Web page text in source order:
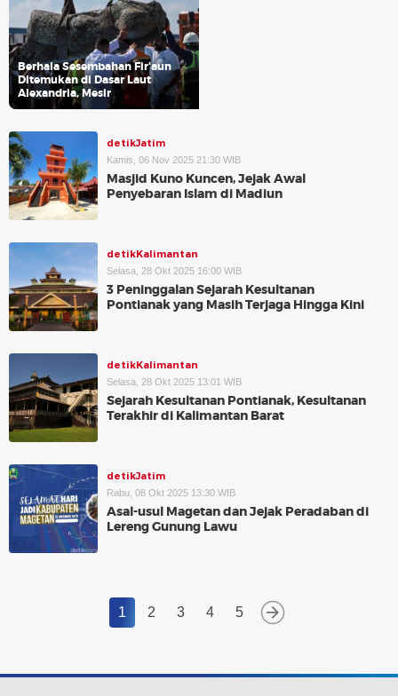
Berhala Sesembahan Fir'aun
Ditemukan di Dasar Laut
Alexandria, Mesir
detikJatim
Kamis, 06 Nov 2025 21:30 WIB
Masjid Kuno Kuncen, Jejak Awal
Penyebaran Islam di Madiun
detikKalimantan
Selasa, 28 Okt 2025 16:00 WIB
3 Peninggalan Sejarah Kesultanan
Pontianak yang Masih Terjaga Hingga Kini
detikKalimantan
Selasa, 28 Okt 2025 13:01 WIB
Sejarah Kesultanan Pontianak, Kesultanan
Terakhir di Kalimantan Barat
detikJatim
Rabu, 08 Okt 2025 13:30 WIB
Asal-usul Magetan dan Jejak Peradaban di
Lereng Gunung Lawu
1 2 3 4 5